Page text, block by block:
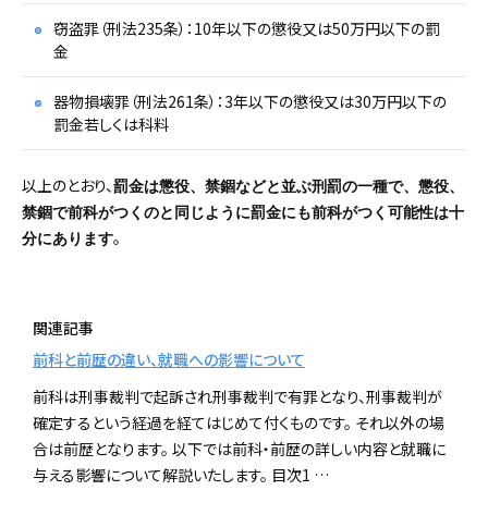
窃盗罪（刑法235条）：10年以下の懲役又は50万円以下の罰
金
器物損壊罪（刑法261条）：3年以下の懲役又は30万円以下の
罰金若しくは科料
以上のとおり、罰金は懲役、禁錮などと並ぶ刑罰の一種で、懲役、
禁錮で前科がつくのと同じように罰金にも前科がつく可能性は十
分にあります。
関連記事
前科と前歴の違い、就職への影響について
前科は刑事裁判で起訴され刑事裁判で有罪となり、刑事裁判が
確定するという経過を経てはじめて付くものです。 それ以外の場
合は前歴となります。 以下では前科・前歴の詳しい内容と就職に
与える影響について解説いたします。 目次1 …